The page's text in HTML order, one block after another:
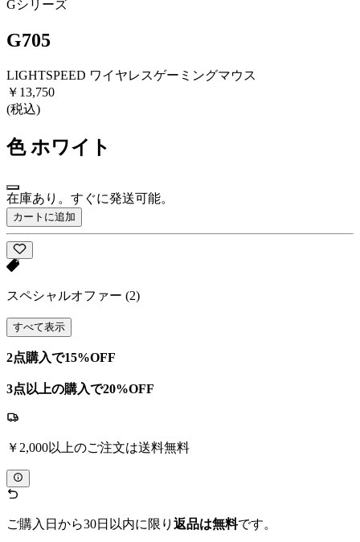
Gシリーズ
G705
LIGHTSPEED ワイヤレスゲーミングマウス
￥13,750
(税込)
色 ホワイト
在庫あり。すぐに発送可能。
カートに追加
スペシャルオファー (2)
すべて表示
2点購入で15%OFF
3点以上の購入で20%OFF
￥2,000以上のご注文は送料無料
ご購入日から30日以内に限り 返品は無料です。